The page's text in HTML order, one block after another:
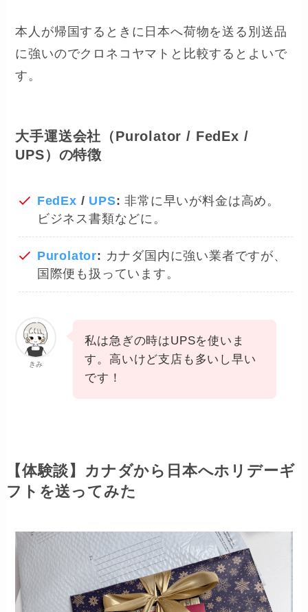
本人が帰国するときに日本へ荷物を送る別送品
に強いのでクロネコヤマトと比較するとよいで
す。
大手運送会社（Purolator / FedEx /
UPS）の特徴
FedEx / UPS: 非常に早いが料金は高め。
ビジネス書類などに。
Purolator: カナダ国内に強い業者ですが、
国際便も扱っています。
きみ
私は急ぎの時はUPSを使いま
す。高いけど支店も多いし早い
です！
【体験談】カナダから日本へホリデーギ
フトを送ってみた